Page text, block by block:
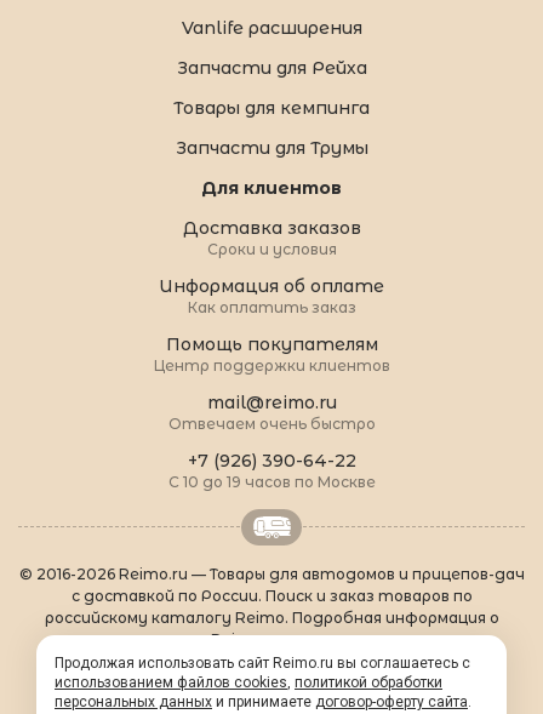
Vanlife расширения
Запчасти для Рейха
Товары для кемпинга
Запчасти для Трумы
Для клиентов
Доставка заказов
Сроки и условия
Информация об оплате
Как оплатить заказ
Помощь покупателям
Центр поддержки клиентов
mail@reimo.ru
Отвечаем очень быстро
+7 (926) 390-64-22
С 10 до 19 часов по Москве
© 2016-2026 Reimo.ru — Товары для автодомов и прицепов-дач
с доставкой по России. Поиск и заказ товаров по
российскому каталогу Reimo. Подробная информация о
товарах Reimo на русском языке.
О Reimo
| Популярные товары | Формальности
Контакты
| sitemap.xml
Продолжая использовать сайт Reimo.ru вы соглашаетесь с
использованием файлов cookies, политикой обработки
персональных данных и принимаете договор-оферту сайта.